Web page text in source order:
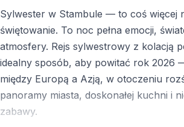
Sylwester w Stambule — to coś więcej
świętowanie. To noc pełna emocji,
atmosfery. Rejs sylwestrowy z kolacją
idealny sposób, aby powitać rok 2026
między Europą a Azją, w otoczeniu
panoramy miasta, doskonałej kuchni i
zabawy.